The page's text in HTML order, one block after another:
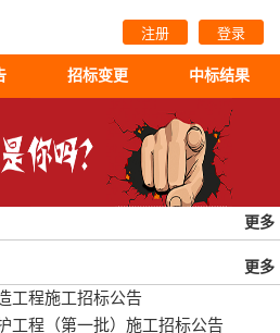
注册 登录
招标变更 中标结果
更多
更多
工程施工招标公告
工程（第一批）施工招标公告